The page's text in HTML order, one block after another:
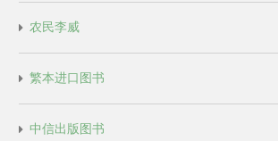
农民李威
繁本进口图书
中信出版图书